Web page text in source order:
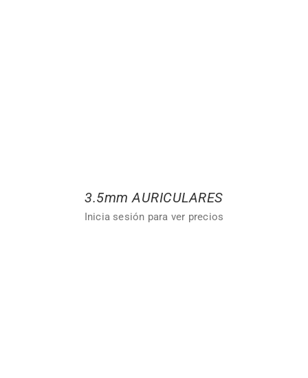
3.5mm AURICULARES
Inicia sesión para ver precios